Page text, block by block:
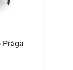
Prága